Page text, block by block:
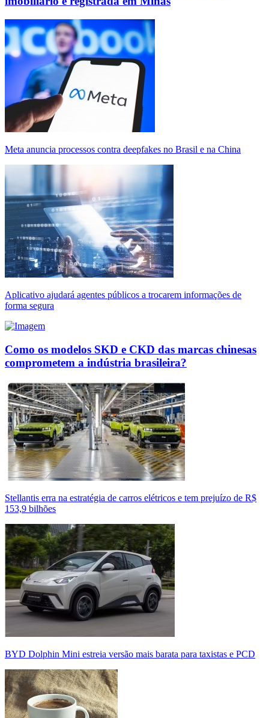
Meta anuncia processos contra deepfakes no Brasil e na China
Aplicativo ajudará agentes públicos a trocarem informações de
forma segura
Como os modelos SKD e CKD das marcas chinesas
comprometem a indústria brasileira?
Stellantis erra na estratégia de carros elétricos e tem prejuízo de R$
153,9 bilhões
BYD Dolphin Mini estreia versão mais barata para taxistas e PCD